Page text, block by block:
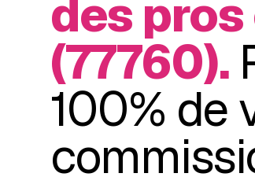
des
(77760).
100% de